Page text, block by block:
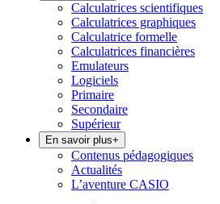
Calculatrices scientifiques
Calculatrices graphiques
Calculatrice formelle
Calculatrices financières
Emulateurs
Logiciels
Primaire
Secondaire
Supérieur
En savoir plus+
Contenus pédagogiques
Actualités
L’aventure CASIO